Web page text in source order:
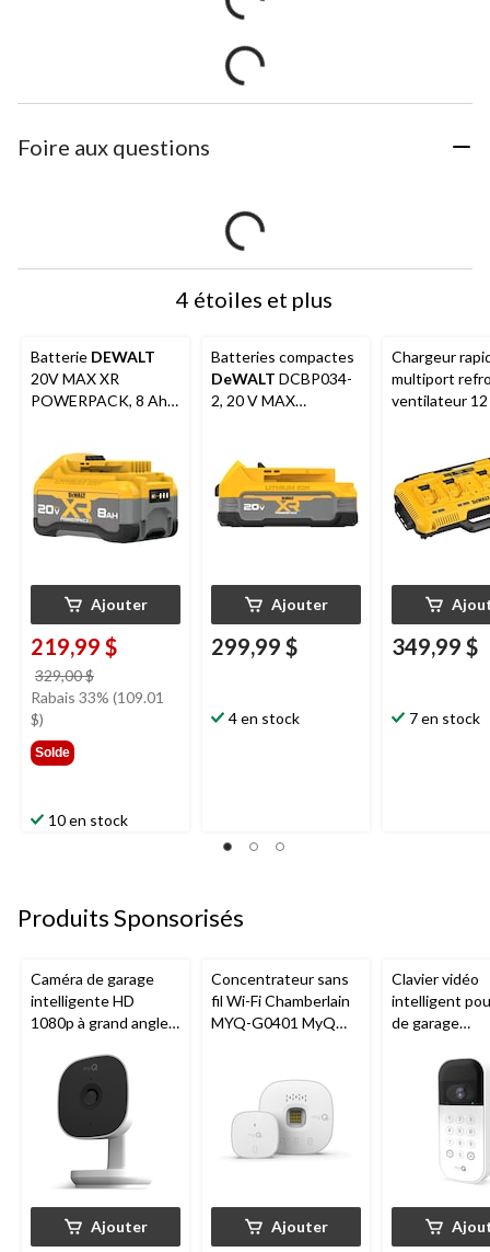
Foire aux questions
4 étoiles et plus
Batterie DEWALT
20V MAX XR
POWERPACK, 8 Ah,
Ajouter
219,99 $
329,00 $
était
Rabais 33% (109.01
$)
Solde
10 en stock
Batteries compactes
DeWALT DCBP034-
2, 20 V MAX
Ajouter
299,99 $
4 en stock
Chargeur
multiport
ventilateur
DEWALT
349,99 $
7 en stock
Produits Sponsorisés
Caméra de garage
intelligente HD
1080p à grand angle
nocturne, résistante
aux intempéries
Ajouter
Concentrateur sans
fil Wi-Fi Chamberlain
MYQ-G0401 MyQ
Ajouter
Clavier vidéo
intelligent
de garage
nocturne,
aux